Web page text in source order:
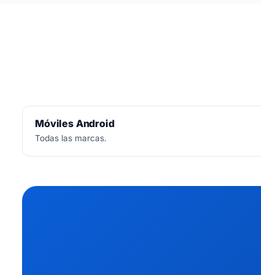
Móviles Android
Todas las marcas.